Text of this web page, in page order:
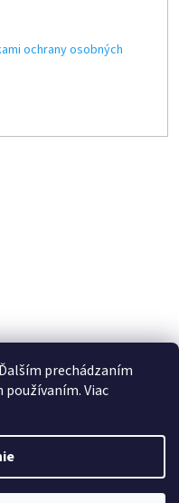
prechádzaním
Viac
ochrany osobných
. Všetky práva